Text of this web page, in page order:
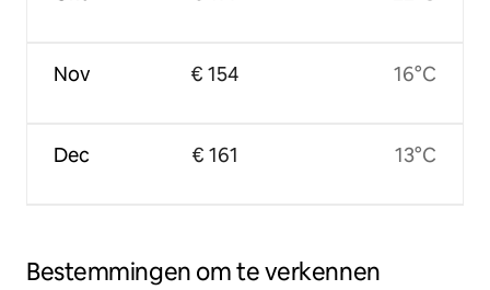
Nov
Dec
€ 154
€ 161
16°C
13°C
Bestemmingen om te verkennen